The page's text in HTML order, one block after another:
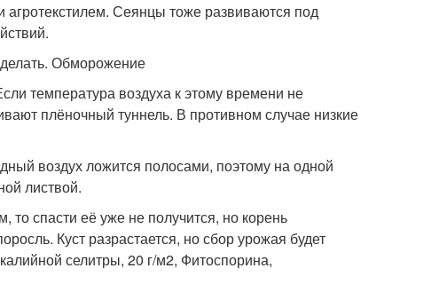
агротекстилем. Сеянцы тоже развиваются под
температура воздуха к этому времени не
плёночный туннель. В противном случае низкие
воздух ложится полосами, поэтому на одной
листвой.
спасти её уже не получится, но корень
Куст разрастается, но сбор урожая будет
селитры, 20 г/м2, Фитоспорина,